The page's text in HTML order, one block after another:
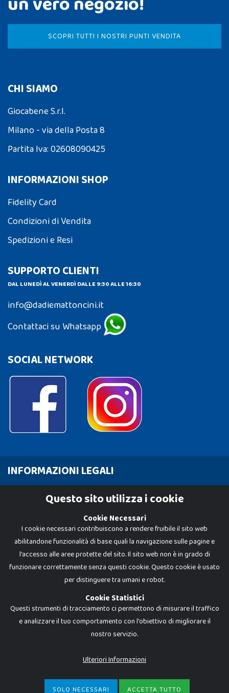
SCOPRI TUTTI I NOSTRI PUNTI VENDITA
CHI SIAMO
Giocabene S.r.l.
Milano - via della Posta 8
Partita Iva: 02608090425
INFORMAZIONI SHOP
Fidelity Card
Condizioni di Vendita
Spedizioni e Resi
SUPPORTO CLIENTI
DAL LUNEDÌ AL VENERDÌ DALLE 9:30 ALLE 16:30
info@dadiemattoncini.it
Contattaci su Whatsapp
SOCIAL NETWORK
INFORMAZIONI LEGALI
Cookie Policy
Dadi e Mattoncini è un brand di Giocabene Srl. Ogni riproduzione o utilizzo non
I prezzi e le promozioni pubblicate potrebbero differire da quanto esposto in
P.IVA 02608090425 - REA AN201199 - C.S. 10.000 i.v.
Questo sito utilizza i cookie
Cookie Necessari
I cookie necessari contribuiscono a rendere fruibile il sito web
abilitandone funzionalità di base quali la navigazione sulle pagine e
l'accesso alle aree protette del sito. Il sito web non è in grado di
funzionare correttamente senza questi cookie. Questo cookie è usato
per distinguere tra umani e robot.
Cookie Statistici
Questi strumenti di tracciamento ci permettono di misurare il traffico
e analizzare il tuo comportamento con l'obiettivo di migliorare il
nostro servizio.
Ulteriori Informazioni
SOLO NECESSARI ACCETTA TUTTO